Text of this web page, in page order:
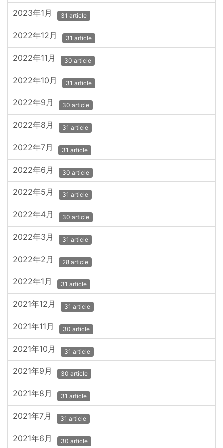
2023年1月 31 article
2022年12月 31 article
2022年11月 30 article
2022年10月 31 article
2022年9月 30 article
2022年8月 31 article
2022年7月 31 article
2022年6月 30 article
2022年5月 31 article
2022年4月 30 article
2022年3月 31 article
2022年2月 28 article
2022年1月 31 article
2021年12月 31 article
2021年11月 30 article
2021年10月 31 article
2021年9月 30 article
2021年8月 31 article
2021年7月 31 article
2021年6月 30 article